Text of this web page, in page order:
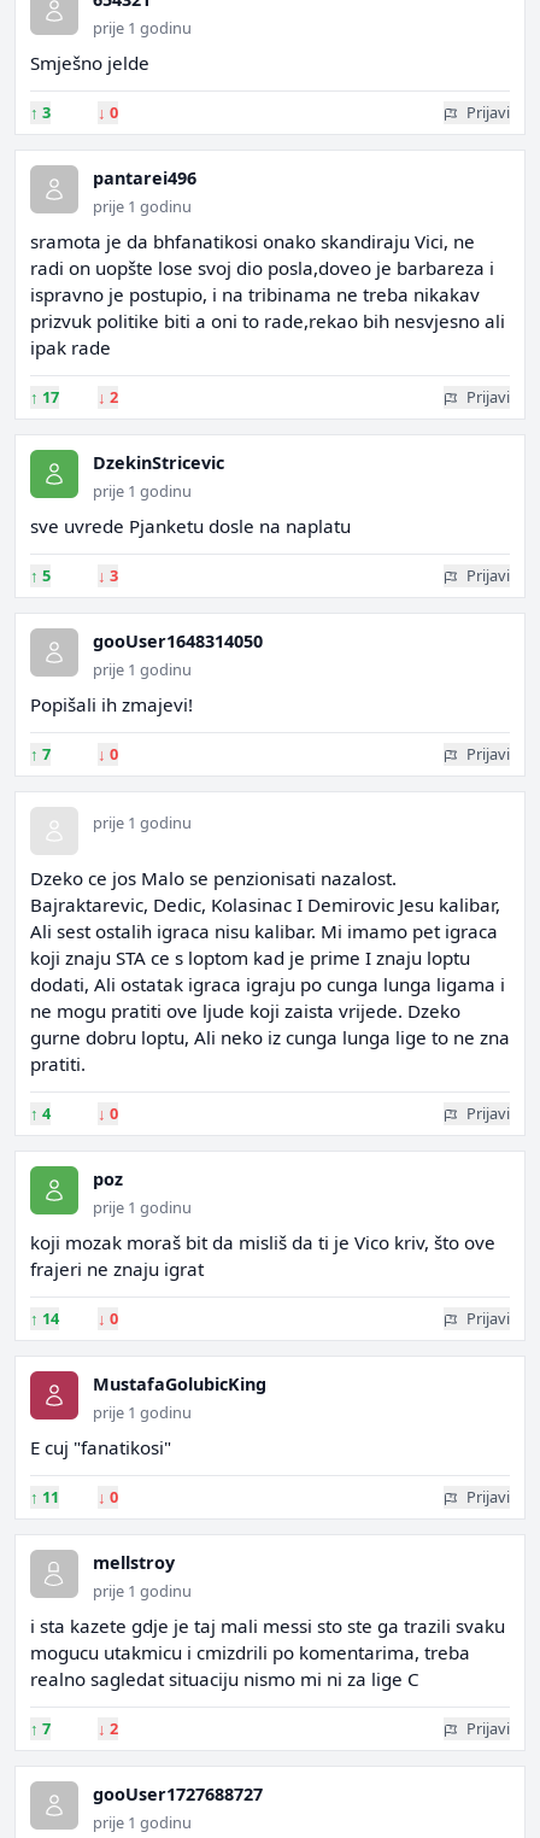
prije 1 godinu
Smješno jelde
↑ 3 ↓ 0 Prijavi
pantarei496
prije 1 godinu
sramota je da bhfanatikosi onako skandiraju Vici, ne
radi on uopšte lose svoj dio posla,doveo je barbareza i
ispravno je postupio, i na tribinama ne treba nikakav
prizvuk politike biti a oni to rade,rekao bih nesvjesno ali
ipak rade
↑ 17 ↓ 2 Prijavi
DzekinStricevic
prije 1 godinu
sve uvrede Pjanketu dosle na naplatu
↑ 5 ↓ 3 Prijavi
gooUser1648314050
prije 1 godinu
Popišali ih zmajevi!
↑ 7 ↓ 0 Prijavi
prije 1 godinu
Dzeko ce jos Malo se penzionisati nazalost.
Bajraktarevic, Dedic, Kolasinac I Demirovic Jesu kalibar,
Ali sest ostalih igraca nisu kalibar. Mi imamo pet igraca
koji znaju STA ce s loptom kad je prime I znaju loptu
dodati, Ali ostatak igraca igraju po cunga lunga ligama i
ne mogu pratiti ove ljude koji zaista vrijede. Dzeko
gurne dobru loptu, Ali neko iz cunga lunga lige to ne zna
pratiti.
↑ 4 ↓ 0 Prijavi
poz
prije 1 godinu
koji mozak moraš bit da misliš da ti je Vico kriv, što ove
frajeri ne znaju igrat
↑ 14 ↓ 0 Prijavi
MustafaGolubicKing
prije 1 godinu
E cuj "fanatikosi"
↑ 11 ↓ 0 Prijavi
mellstroy
prije 1 godinu
i sta kazete gdje je taj mali messi sto ste ga trazili svaku
mogucu utakmicu i cmizdrili po komentarima, treba
realno sagledat situaciju nismo mi ni za lige C
↑ 7 ↓ 2 Prijavi
gooUser1727688727
prije 1 godinu